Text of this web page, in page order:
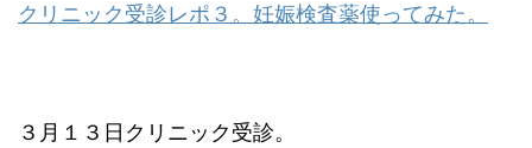
クリニック受診レポ３。妊娠検査薬使ってみた。
３月１３日クリニック受診。